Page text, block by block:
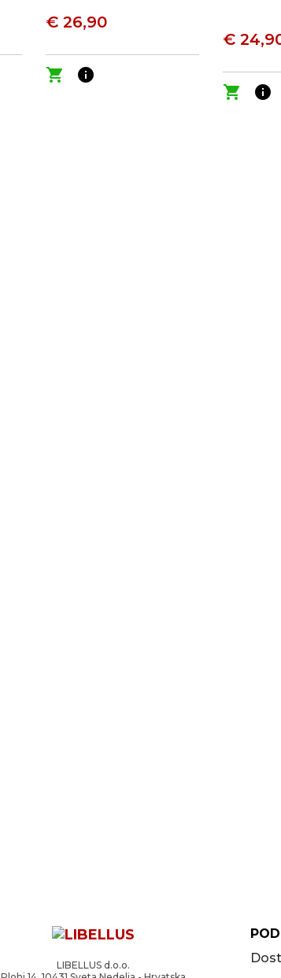
€ 26,90
shopping_cart info
€
shopping_cart info
LIBELLUS d.o.o.